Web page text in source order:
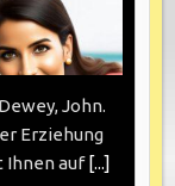
John.
Erziehung
Ihnen auf [...]